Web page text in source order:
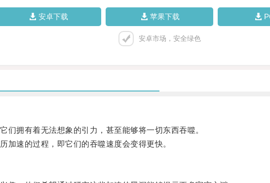
安卓下载 苹果下载
安卓市场，安全绿色
拥有着无法想象的引力，甚至能够将一切东西吞噬。
速的过程，即它们的吞噬速度会变得更快。